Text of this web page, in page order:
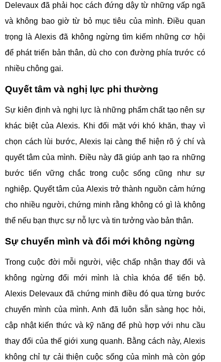
Delevaux đã phải học cách đứng dậy từ những vấp ngã
và không bao giờ từ bỏ mục tiêu của mình. Điều quan
trọng là Alexis đã không ngừng tìm kiếm những cơ hội
để phát triển bản thân, dù cho con đường phía trước có
nhiều chông gai.
Quyết tâm và nghị lực phi thường
Sự kiên định và nghị lực là những phẩm chất tạo nên sự
khác biệt của Alexis. Khi đối mặt với khó khăn, thay vì
chọn cách lùi bước, Alexis lại càng thể hiện rõ ý chí và
quyết tâm của mình. Điều này đã giúp anh tạo ra những
bước tiến vững chắc trong cuộc sống cũng như sự
nghiệp. Quyết tâm của Alexis trở thành nguồn cảm hứng
cho nhiều người, chứng minh rằng không có gì là không
thể nếu bạn thực sự nỗ lực và tin tưởng vào bản thân.
Sự chuyển mình và đổi mới không ngừng
Trong cuộc đời mỗi người, việc chấp nhận thay đổi và
không ngừng đổi mới mình là chìa khóa để tiến bộ.
Alexis Delevaux đã chứng minh điều đó qua từng bước
chuyển mình của mình. Anh đã luôn sẵn sàng học hỏi,
cập nhật kiến thức và kỹ năng để phù hợp với nhu cầu
thay đổi của thế giới xung quanh. Bằng cách này, Alexis
không chỉ tự cải thiện cuộc sống của mình mà còn góp